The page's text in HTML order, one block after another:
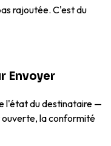
rajoutée. C'est du
Envoyer
l'état du destinataire —
la conformité